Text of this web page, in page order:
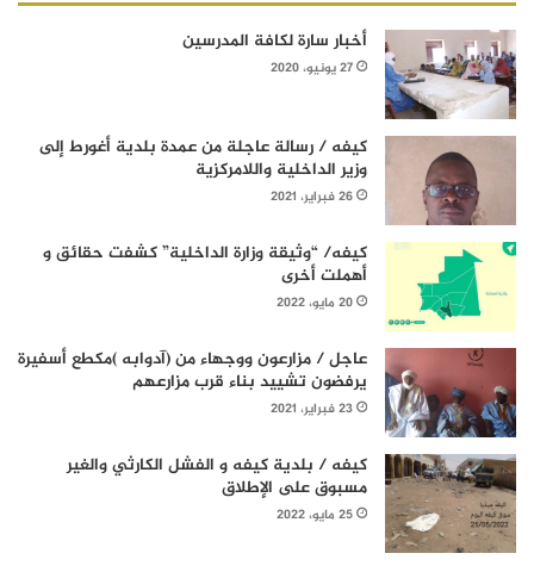
أخبار سارة لكافة المدرسين
27 يونيو، 2020
كيفه / رسالة عاجلة من عمدة بلدية أغورط إلى
وزير الداخلية واللامركزية
26 فبراير، 2021
كيفه/ “وثيقة وزارة الداخلية” كشفت حقائق و
أهملت أخرى
20 مايو، 2022
عاجل / مزارعون ووجهاء من (آدوابه )مكطع أسفيرة
يرفضون تشييد بناء قرب مزارعهم
23 فبراير، 2021
كيفه / بلدية كيفه و الفشل الكارثي والغير
مسبوق على الإطلاق
25 مايو، 2022